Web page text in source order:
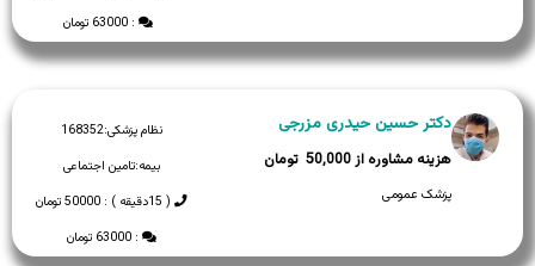
: 63000 تومان
نظام پزشکی:168352
بیمه:تامین اجتماعی
( 15دقیقه ) : 50000 تومان
: 63000 تومان
دکتر حسین حیدری مزرجی
50,000
پزشک عمومی